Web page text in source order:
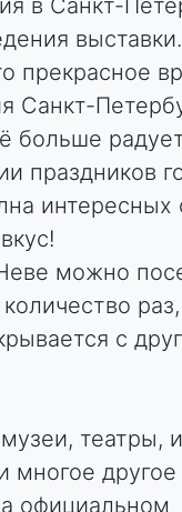
в Санкт-
выставки.
прекрасное
Санкт-
больше
праздников
интересных
можно
с
театры,
многое
официальном